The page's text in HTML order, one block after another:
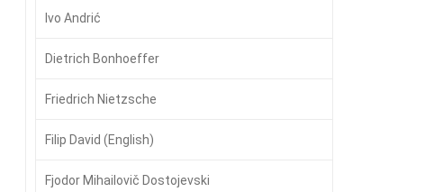
Ivo Andrić
Dietrich Bonhoeffer
Friedrich Nietzsche
Filip David (English)
Fjodor Mihailovič Dostojevski